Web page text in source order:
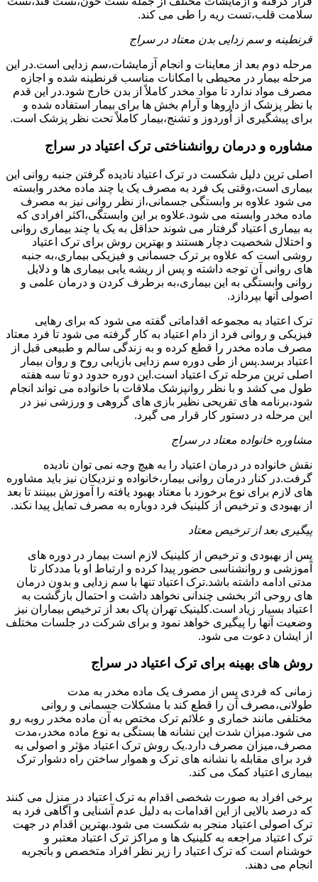
سلامت قلب،تست ریه را طی می کند.
قرنطینه و سم زدایی بدن معتاد در سراج
مرحله دوم بعد از معاینات و انجام آزمایشات،سم زدایی است.در این
مرحله بیمار در محیطی با امکانات مناسب قرنطینه شده و اجازه
مصرف مواد ندارد تا مواد مخدر کاملاً از بدن خارج شود.در این قدم
با نظر پزشک از داروها و آرام بخش ها برای بیمار استفاده شده و
برای پیشگیری از اُوردوز و تشنج،بیمار کاملاً تحت نظر پزشک است.
مشاوره و درمان روانشناختی ترک اعتیاد در سراج
اصلی ترین دلیل شکست در ترک اعتیاد نادیده گرفتن جنبه روانی این
بیماری است،وقتی یک فرد به مصرف یک یا چند ماده مخدر وابسته
می شود علاوه بر وابستگی جسمانی،از نظر روانی نیز به مصرف
ماده مخدر وابسته می شود.علاوه بر این وابستگی،اکثر افرادی که
به بیماری اعتیاد گرفتار می شوند حداقل به یک یا چند بیماری روانی
و اختلال شخصیت دچار هستند و بهترین روش برای ترک اعتیاد
روشی است که علاوه بر ترک جسمانی و فیزیکی بیماری،به جنبه
های روانی آن توجه داشته و پس از ریشه یابی بیماری ها و دلایل
روانی وابستگی به این بیماری،به برطرف کردن و درمان علمی و
اصولی آنها بپردازد.
ترک اعتیاد به مجموعه اقداماتی گفته می شود که برای رهایی
فیزیکی و روانی فرد از دام اعتیاد به کار گرفته می شود تا فرد معتاد
مصرف ماده مخدر را قطع کرده و به زندگی سالم و طبیعی قبل از
اعتیاد برسد.پس از طی دوره سم زدایی بازیابی روح و روان بیمار
اصلی ترین مرحله ترک اعتیاد است.این دوره حدود دو تا سه هفته
طول می کشد و با نظر روانپزشک ملاقات با خانواده می تواند انجام
شود،برنامه های تفریحی نظیر بازی های گروهی و ورزشی نیز در
این مرحله در دستور کار قرار می گیرد.
مشاوره خانواده معتاد در سراج
نقش خانواده در درمان اعتیاد را به هیچ وجه نمی توان نادیده
گرفت.در کنار درمان روانی بیمار،خانواده و نزدیکان نیز باید مشاوره
های لازم برای نوع برخورد با معتاد بهبود یافته را آموزش ببینند تا بعد
از بهبودی و ترخیص از کلینیک فرد دوباره به مصرف تمایل پیدا نکند.
پیگیری بعد از ترخیص معتاد
پس از بهبودی و ترخیص از کلینیک لازم است بیمار در دوره های
آموزشی و روانشناسی حضور پیدا کرده و ارتباط او با مددکار تا
مدتی ادامه داشته باشد.ترک اعتیاد تنها با سم زدایی و بدون درمان
های روحی اثر بخشی چندانی نخواهد داشت و احتمال بازگشت به
اعتیاد بسیار زیاد است.کلینیک تهران پاک بعد از ترخیص بیماران نیز
وضعیت آنها را پیگیری خواهد نمود و برای شرکت در جلسات مختلف
از ایشان دعوت می شود.
روش های بهینه برای ترک اعتیاد در سراج
زمانی که فردی پس از مصرف یک ماده مخدر به مدت
طولانی،مصرف آن را قطع کند با مشکلات جسمانی و روانی
مختلفی مانند خماری و علائم ترک مختص به آن ماده مخدر روبه رو
می شود.میزان شدت این نشانه ها بستگی به نوع ماده مخدر،مدت
مصرف،میزان مصرف دارد.یک روش ترک اعتیاد مؤثر و اصولی به
فرد برای مقابله با نشانه های ترک و هموار ساختن راه دشوار ترک
بیماری اعتیاد کمک می کند.
برخی افراد به صورت شخصی اقدام به ترک اعتیاد در منزل می کنند
که درصد بالایی از این اقدامات به دلیل عدم آشنایی و آگاهی فرد به
ترک اصولی اعتیاد منجر به شکست می شود.بهترین اقدام در جهت
ترک اعتیاد مراجعه به کلینیک ها و مراکز ترک اعتیاد معتبر و
خوشنام است که ترک اعتیاد را زیر نظر افراد متخصص و باتجربه
انجام می دهند.